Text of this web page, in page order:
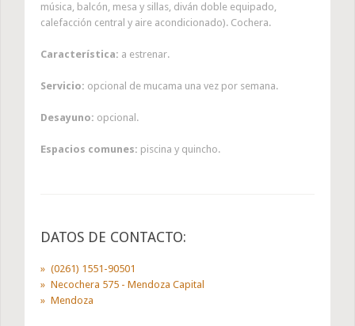
música, balcón, mesa y sillas, diván doble equipado,
calefacción central y aire acondicionado). Cochera.
Característica: a estrenar.
Servicio: opcional de mucama una vez por semana.
Desayuno: opcional.
Espacios comunes: piscina y quincho.
DATOS DE CONTACTO:
(0261) 1551-90501
Necochera 575 - Mendoza Capital
Mendoza